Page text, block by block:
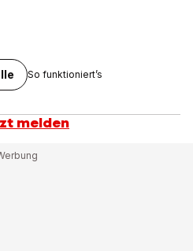
So funktioniert’s
melden